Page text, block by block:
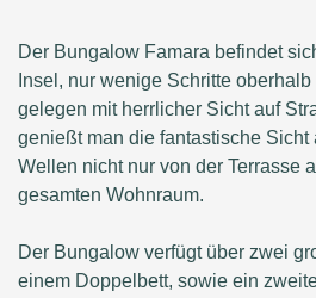
Der Bungalow Famara befindet
Insel, nur wenige Schritte
gelegen mit herrlicher Sicht auf
genießt man die fantastische Sicht
Wellen nicht nur von der Terrasse
gesamten Wohnraum.
Der Bungalow verfügt über zwei
einem Doppelbett, sowie ein